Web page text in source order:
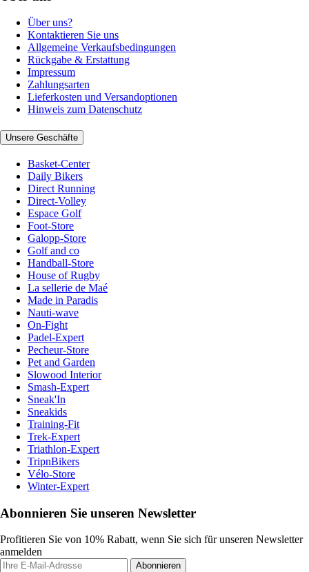
Über uns?
Kontaktieren Sie uns
Allgemeine Verkaufsbedingungen
Rückgabe & Erstattung
Impressum
Zahlungsarten
Lieferkosten und Versandoptionen
Hinweis zum Datenschutz
Unsere Geschäfte
Basket-Center
Daily Bikers
Direct Running
Direct-Volley
Espace Golf
Foot-Store
Galopp-Store
Golf and co
Handball-Store
House of Rugby
La sellerie de Maé
Made in Paradis
Nauti-wave
On-Fight
Padel-Expert
Pecheur-Store
Pet and Garden
Slowood Interior
Smash-Expert
Sneak'In
Sneakids
Training-Fit
Trek-Expert
Triathlon-Expert
TripnBikers
Vélo-Store
Winter-Expert
Abonnieren Sie unseren Newsletter
Profitieren Sie von 10% Rabatt, wenn Sie sich für unseren Newsletter
anmelden
Abonnieren